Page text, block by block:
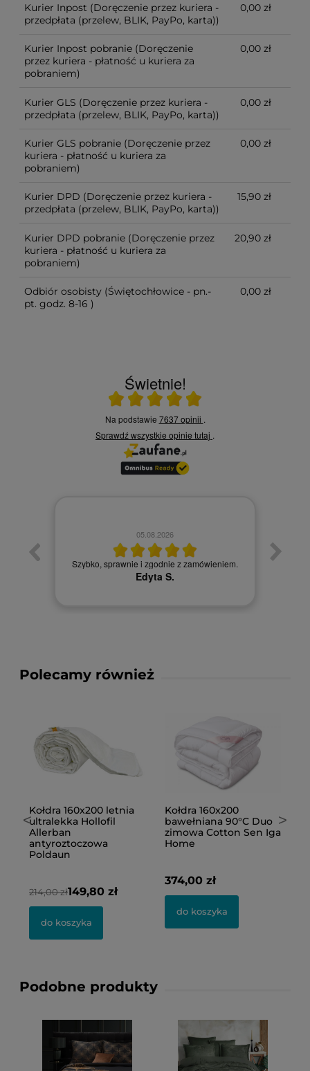
Kurier Inpost (Doręczenie przez kuriera -
przedpłata (przelew, BLIK, PayPo, karta))
0,00 zł
Kurier Inpost pobranie (Doręczenie
przez kuriera - płatność u kuriera za
pobraniem)
0,00 zł
Kurier GLS (Doręczenie przez kuriera -
przedpłata (przelew, BLIK, PayPo, karta))
0,00 zł
Kurier GLS pobranie (Doręczenie przez
kuriera - płatność u kuriera za
pobraniem)
0,00 zł
Kurier DPD (Doręczenie przez kuriera -
przedpłata (przelew, BLIK, PayPo, karta))
15,90 zł
Kurier DPD pobranie (Doręczenie przez
kuriera - płatność u kuriera za
pobraniem)
20,90 zł
Odbiór osobisty (Świętochłowice - pn.-
pt. godz. 8-16 )
0,00 zł
Świetnie!
Ocena średnia 5 na 5
Na podstawie 7637 opinii .
Sprawdź wszystkie opinie tutaj .
05.08.2026
Szybko, sprawnie i zgodnie z zamówieniem.
Edyta S.
Polecamy również
<
Kołdra 160x200 letnia
ultralekka Hollofil
Allerban
antyroztoczowa
Poldaun
214,00 zł149,80 zł
do koszyka
Kołdra 160x200
bawełniana 90°C Duo
zimowa Cotton Sen Iga
Home
374,00 zł
do koszyka
>
Podobne produkty